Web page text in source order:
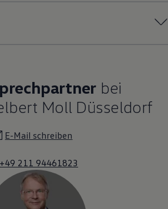
bei
Moll Düsseldorf
E-Mail schreiben
+49 211 94461823